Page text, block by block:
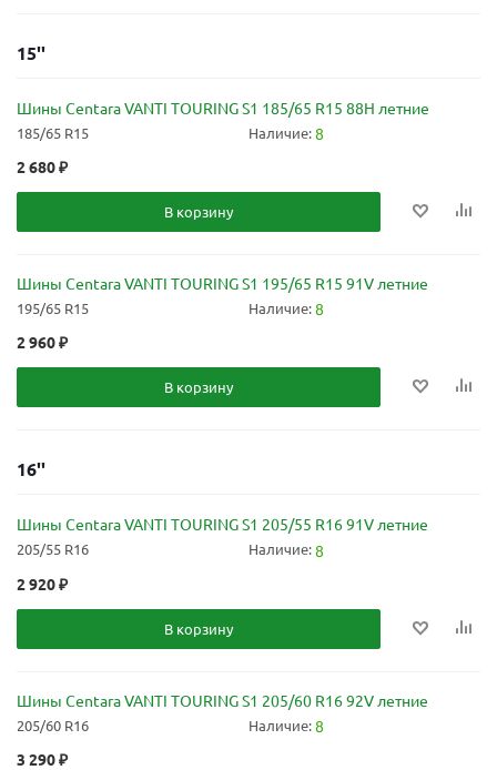
15''
Шины Centara VANTI TOURING S1 185/65 R15 88H летние
185/65 R15 Наличие:8
2 680₽
В корзину
Шины Centara VANTI TOURING S1 195/65 R15 91V летние
195/65 R15 Наличие:8
2 960₽
В корзину
16''
Шины Centara VANTI TOURING S1 205/55 R16 91V летние
205/55 R16 Наличие:8
2 920₽
В корзину
Шины Centara VANTI TOURING S1 205/60 R16 92V летние
205/60 R16 Наличие:8
3 290₽